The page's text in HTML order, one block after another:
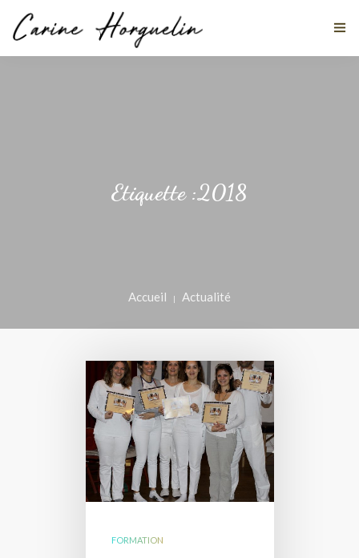
Etiquette :2018
Accueil Actualité
FORMATION